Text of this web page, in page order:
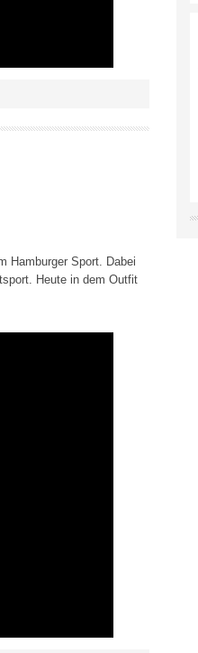
Hamburger Sport. Dabei
Heute in dem Outfit